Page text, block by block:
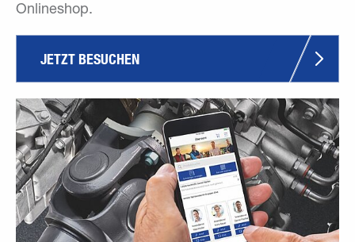
Onlineshop.
JETZT BESUCHEN